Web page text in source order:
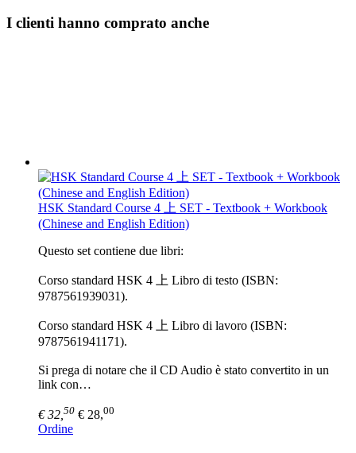
I clienti hanno comprato anche
HSK Standard Course 4 上 SET - Textbook + Workbook
(Chinese and English Edition)
Questo set contiene due libri:
Corso standard HSK 4 上 Libro di testo (ISBN:
9787561939031).
Corso standard HSK 4 上 Libro di lavoro (ISBN:
9787561941171).
Si prega di notare che il CD Audio è stato convertito in un
link con…
€ 32, 50 € 28,00
Ordine